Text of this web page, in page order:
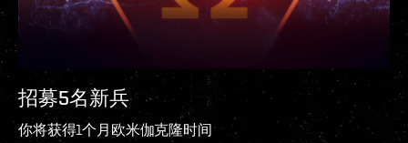
招募5名新兵
你将获得1个月欧米伽克隆时间